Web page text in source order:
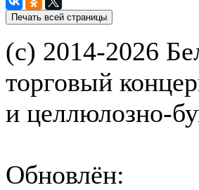
(с) 2014-2026
торговый
и целлюлозно-
Обновлён: